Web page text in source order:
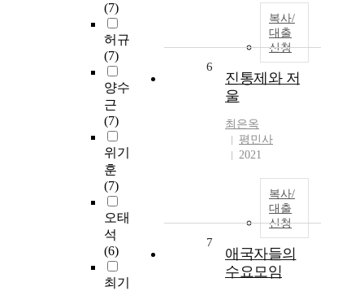
(7)
허규
(7)
양수
근
(7)
위기
훈
(7)
오태
석
(6)
최기
복사/
대출
신청
6
진통제와 저
울
최은옥
평민사
2021
복사/
대출
신청
7
애국자들의
수요모임